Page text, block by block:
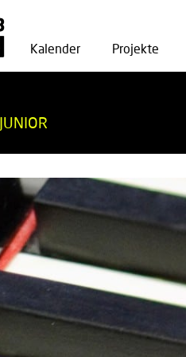
Kalender Projekte